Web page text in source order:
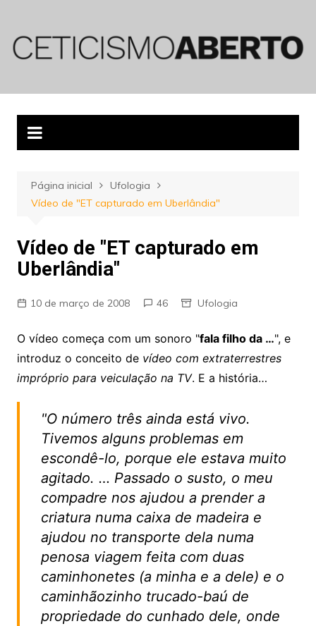
conteúdo
Página inicial
Ufologia
Vídeo de "ET capturado em Uberlândia"
Vídeo de "ET capturado em
Uberlândia"
10 de março de 2008 46 Ufologia
O vídeo começa com um sonoro "fala filho da …", e
introduz o conceito de vídeo com extraterrestres
impróprio para veiculação na TV. E a história…
"O número três ainda está vivo.
Tivemos alguns problemas em
escondê-lo, porque ele estava muito
agitado. … Passado o susto, o meu
compadre nos ajudou a prender a
criatura numa caixa de madeira e
ajudou no transporte dela numa
penosa viagem feita com duas
caminhonetes (a minha e a dele) e o
caminhãozinho trucado-baú de
propriedade do cunhado dele, onde